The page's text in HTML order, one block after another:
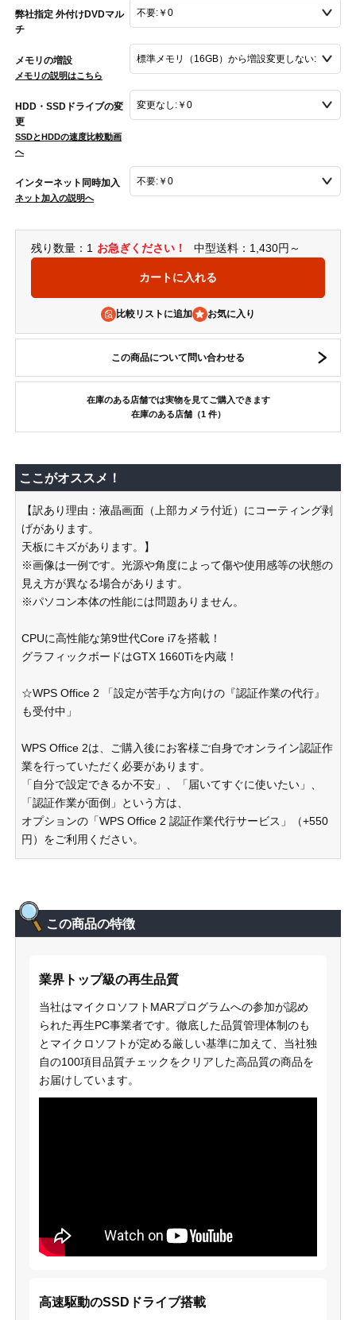
弊社指定 外付けDVDマル
チ
メモリの増設
メモリの説明はこちら
HDD・SSDドライブの変
更
SSDとHDDの速度比較動画
へ
インターネット同時加入
ネット加入の説明へ
残り数量：1 お急ぎください！ 中型送料：1,430円～
比較リストに追加
この商品について問い合わせる
在庫のある店舗では実物を見てご購入できます
在庫のある店舗（1 件）
ここがオススメ！
【訳あり理由：液晶画面（上部カメラ付近）にコーティング剥
げがあります。
天板にキズがあります。】
※画像は一例です。光源や角度によって傷や使用感等の状態の
見え方が異なる場合があります。
※パソコン本体の性能には問題ありません。
CPUに高性能な第9世代Core i7を搭載！
グラフィックボードはGTX 1660Tiを内蔵！
☆WPS Office 2 「設定が苦手な方向けの『認証作業の代行』
も受付中」
WPS Office 2は、ご購入後にお客様ご自身でオンライン認証作
業を行っていただく必要があります。
「自分で設定できるか不安」、「届いてすぐに使いたい」、
「認証作業が面倒」という方は、
オプションの「WPS Office 2 認証作業代行サービス」（+550
円）をご利用ください。
この商品の特徴
業界トップ級の再生品質
当社はマイクロソフトMARプログラムへの参加が認め
られた再生PC事業者です。徹底した品質管理体制のも
とマイクロソフトが定める厳しい基準に加えて、当社独
自の100項目品質チェックをクリアした高品質の商品を
お届けしています。
高速駆動のSSDドライブ搭載